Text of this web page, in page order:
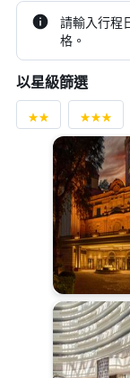
請輸入行程
格。
以星級篩選